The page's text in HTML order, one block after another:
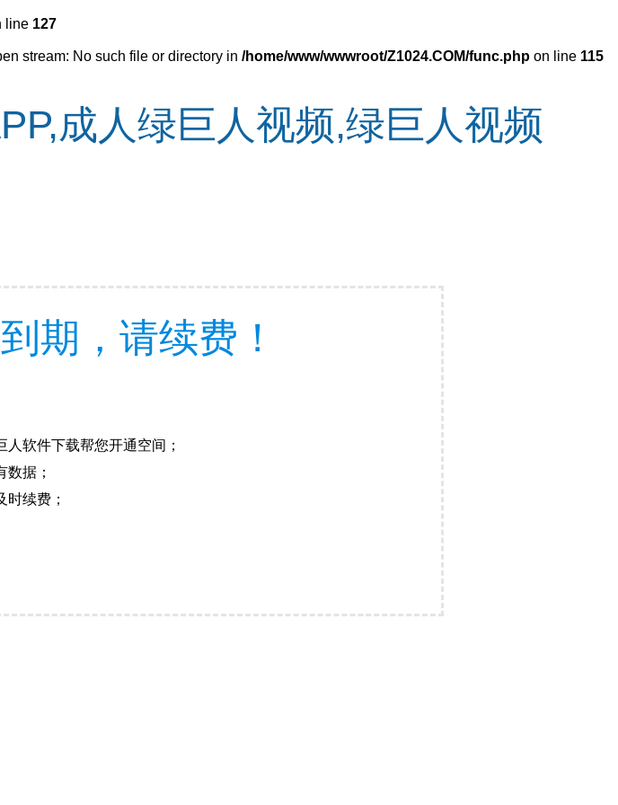
line 127
stream: No such file or directory in /home/www/wwwroot/Z1024.COM/func.php on line 115
成人绿巨人视频,绿巨人视频
期，请续费！
软件下载帮您开通空间；
数据；
续费；